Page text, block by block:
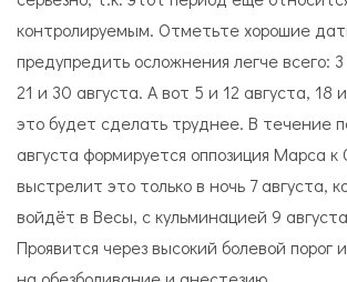
контролируемым. Отметьте хорошие
предупредить осложнения легче всего:
21 и 30 августа. А вот 5 и 12 августа, 18
это будет сделать труднее. В течение
августа формируется оппозиция Марса к
выстрелит это только в ночь 7 августа,
войдёт в Весы, с кульминацией 9
Проявится через высокий болевой порог